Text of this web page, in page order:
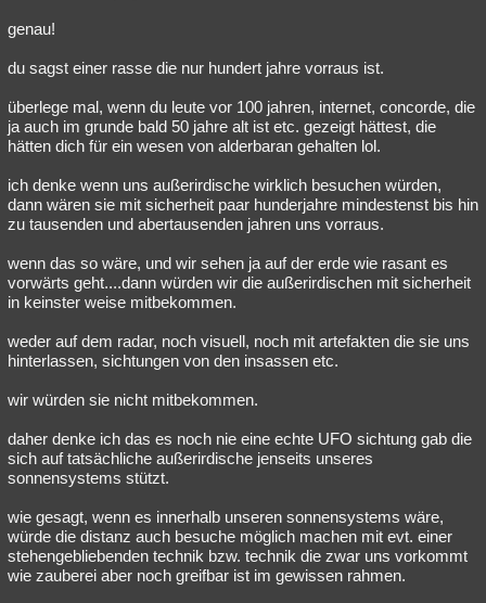
genau!
du sagst einer rasse die nur hundert jahre vorraus ist.
überlege mal, wenn du leute vor 100 jahren, internet, concorde, die
ja auch im grunde bald 50 jahre alt ist etc. gezeigt hättest, die
hätten dich für ein wesen von alderbaran gehalten lol.
ich denke wenn uns außerirdische wirklich besuchen würden,
dann wären sie mit sicherheit paar hunderjahre mindestenst bis hin
zu tausenden und abertausenden jahren uns vorraus.
wenn das so wäre, und wir sehen ja auf der erde wie rasant es
vorwärts geht....dann würden wir die außerirdischen mit sicherheit
in keinster weise mitbekommen.
weder auf dem radar, noch visuell, noch mit artefakten die sie uns
hinterlassen, sichtungen von den insassen etc.
wir würden sie nicht mitbekommen.
daher denke ich das es noch nie eine echte UFO sichtung gab die
sich auf tatsächliche außerirdische jenseits unseres
sonnensystems stützt.
wie gesagt, wenn es innerhalb unseren sonnensystems wäre,
würde die distanz auch besuche möglich machen mit evt. einer
stehengebliebenden technik bzw. technik die zwar uns vorkommt
wie zauberei aber noch greifbar ist im gewissen rahmen.